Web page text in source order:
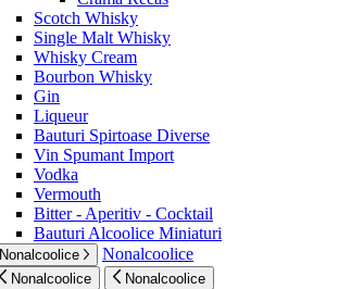
Scotch Whisky
Single Malt Whisky
Whisky Cream
Bourbon Whisky
Gin
Liqueur
Bauturi Spirtoase Diverse
Vin Spumant Import
Vodka
Vermouth
Bitter - Aperitiv - Cocktail
Bauturi Alcoolice Miniaturi
Nonalcoolice Nonalcoolice
Nonalcoolice Nonalcoolice